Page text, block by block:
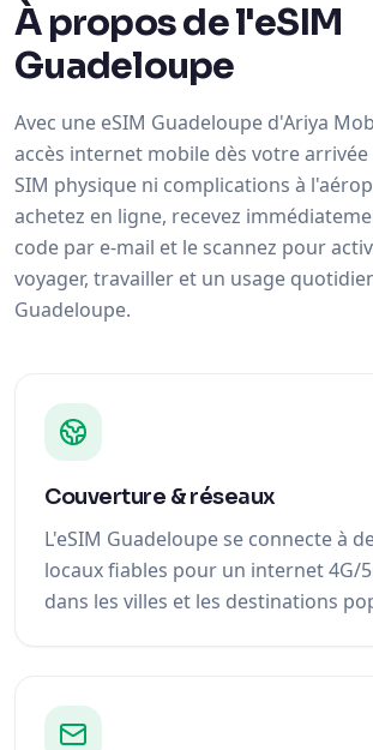
À propos de l'eSIM
Guadeloupe
Avec une eSIM Guadeloupe d'Ariya
accès internet mobile dès votre
SIM physique ni complications à
achetez en ligne, recevez
code par e-mail et le scannez pour
voyager, travailler et un usage
Guadeloupe.
Couverture & réseaux
L'eSIM Guadeloupe se connecte à
locaux fiables pour un internet 4G/
dans les villes et les destinations